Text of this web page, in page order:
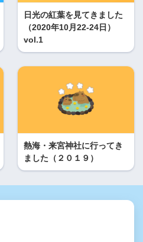
日光の紅葉を見てきました
（2020年10月22‐24日）
vol.1
熱海・来宮神社に行ってき
ました（２０１９）